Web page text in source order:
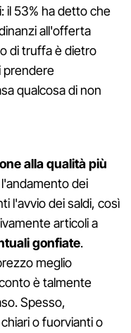
il 53% ha detto che
all'offerta
di truffa è dietro
prendere
qualcosa di non
alla qualità più
dei
l'avvio dei saldi, così
articoli a
gonfiate.
meglio
è talmente
Spesso,
o fuorvianti o